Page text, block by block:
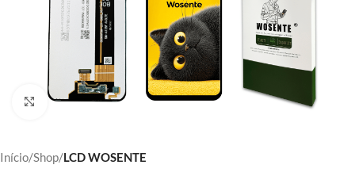
Click to enlarge
Início Shop LCD WOSENTE